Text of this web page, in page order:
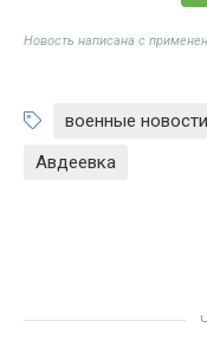
Новость написана с
военные новости
Авдеевка